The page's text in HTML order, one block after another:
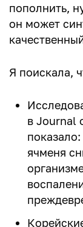
пополнить,
он может
Я поискала,
в Journal
ячменя